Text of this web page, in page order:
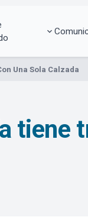
Una Sola Calzada
tiene